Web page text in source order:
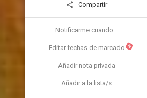
Compartir
Notificarme cuando...
Editar fechas de marcado N
Añadir nota privada
Añadir a la lista/s